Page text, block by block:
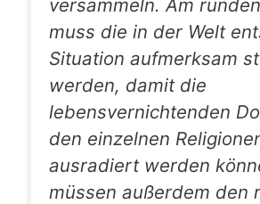
versammeln. Am
muss die in der Welt
Situation aufmerksam
werden, damit die
lebensvernichtenden
den einzelnen
ausradiert werden
müssen außerdem den